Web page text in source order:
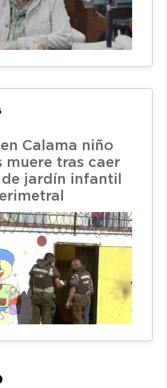
Calama niño
muere tras caer
jardín infantil